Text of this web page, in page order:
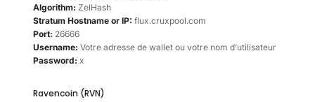
Algorithm: ZelHash
Stratum Hostname or IP: flux.cruxpool.com
Port: 26666
Username: Votre adresse de wallet ou votre nom d’utilisateur
Password: x
Ravencoin (RVN)